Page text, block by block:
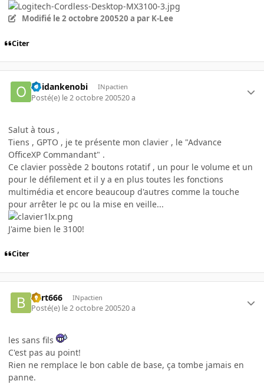
Modifié le 2 octobre 200520 a par K-Lee
Citer
obidankenobi INpactien
Posté(e) le 2 octobre 200520 a
Salut à tous ,
Tiens , GPTO , je te présente mon clavier , le "Advance
OfficeXP Commandant" .
Ce clavier possède 2 boutons rotatif , un pour le volume et un
pour le défilement et il y a en plus toutes les fonctions
multimédia et encore beaucoup d'autres comme la touche
pour arrêter le pc ou la mise en veille...
J'aime bien le 3100!
Citer
Bart666 INpactien
Posté(e) le 2 octobre 200520 a
les sans fils
C'est pas au point!
Rien ne remplace le bon cable de base, ça tombe jamais en
panne.